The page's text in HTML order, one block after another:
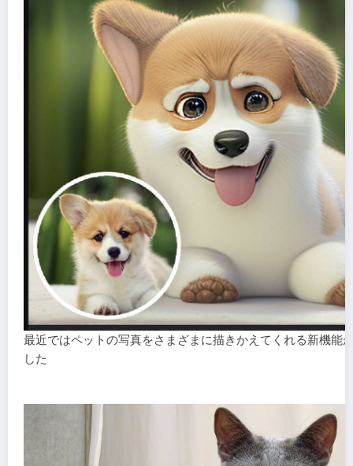
最近ではペットの写真をさまざまに描きかえてくれる新機能
した